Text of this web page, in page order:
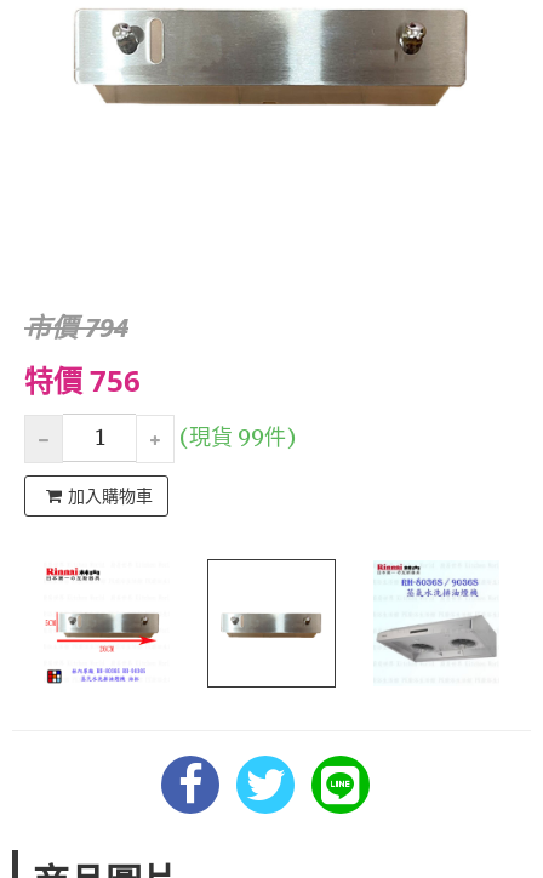
市價 794
特價 756
(現貨 99件)
加入購物車